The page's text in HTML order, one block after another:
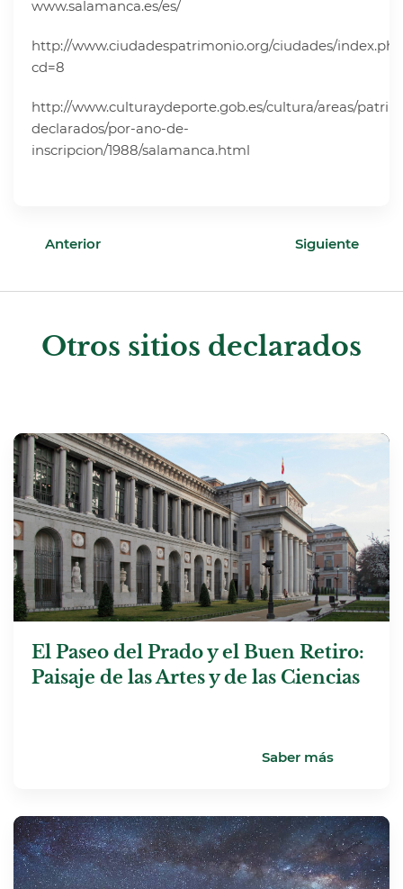
www.salamanca.es/es/
http://www.ciudadespatrimonio.org/ciudades/
cd=8
http://www.culturaydeporte.gob.es/cultura/areas/
declarados/por-ano-de-
inscripcion/1988/salamanca.html
Anterior Siguiente
Otros sitios declarados
El Paseo del Prado y el Buen Retiro:
Paisaje de las Artes y de las Ciencias
Saber más